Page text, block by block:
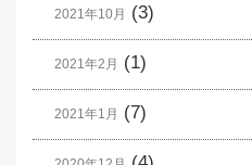
2021年10月 (3)
2021年2月 (1)
2021年1月 (7)